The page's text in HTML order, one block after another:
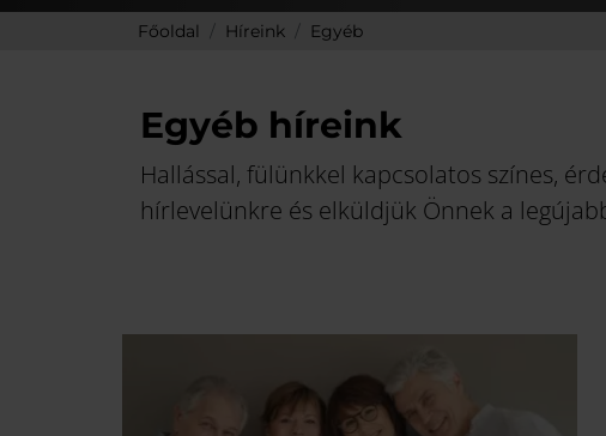
Főoldal Híreink Egyéb
Egyéb híreink
Hallással, fülünkkel kapcsolatos színes,
hírlevelünkre és elküldjük Önnek a